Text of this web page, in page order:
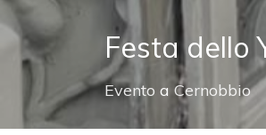
Festa dello
Evento a Cernobbio